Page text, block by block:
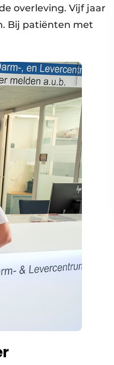
overleving. Vijf jaar
Bij patiënten met